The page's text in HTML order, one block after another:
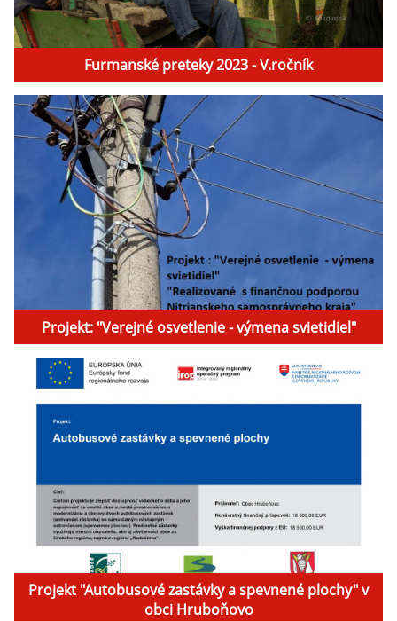
Furmanské preteky 2023 - V.ročník
Projekt: "Verejné osvetlenie - výmena svietidiel"
Projekt "Autobusové zastávky a spevnené plochy" v
obci Hruboňovo